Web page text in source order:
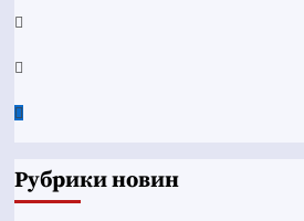
Instagram
Twitter
Google
Рубрики новин